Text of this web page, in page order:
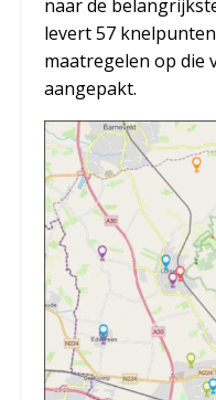
naar de
levert 57
maatregelen op die
aangepakt.